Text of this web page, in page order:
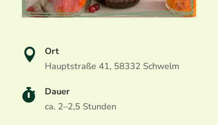

Ort
Hauptstraße 41, 58332 Schwelm

Dauer
ca. 2–2,5 Stunden